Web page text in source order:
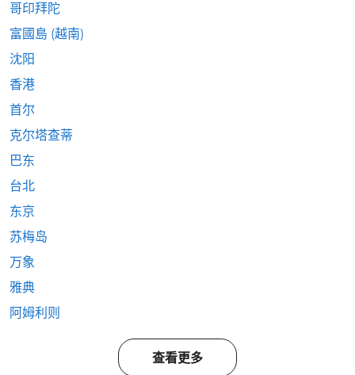
哥印拜陀
富國島 (越南)
沈阳
香港
首尔
克尔塔查蒂
巴东
台北
东京
苏梅岛
万象
雅典
阿姆利则
查看更多